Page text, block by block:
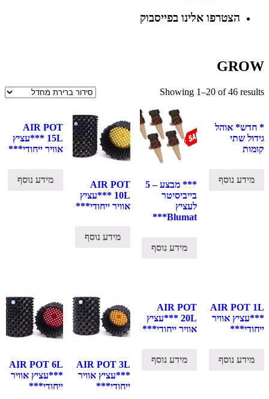
הצטרפו אלינו בפייסבוק
GROW
Showing 1–20 of 46 results
* חדש* אוהל
גידול שתי
קומות
מידע נוסף
*** מבצע – 5
בייביסיטר
לעציץ
Blumat***
מידע נוסף
AIR POT
10L ***עציץ
אוויר ייחודי***
מידע נוסף
AIR POT
15L ***עציץ
אוויר ייחודי***
מידע נוסף
AIR POT 1L
***עציץ אוויר
ייחודי***
מידע נוסף
AIR POT
20L ***עציץ
אוויר ייחודי***
מידע נוסף
AIR POT 3L
***עציץ אוויר
ייחודי***
AIR POT 6L
***עציץ אוויר
ייחודי***